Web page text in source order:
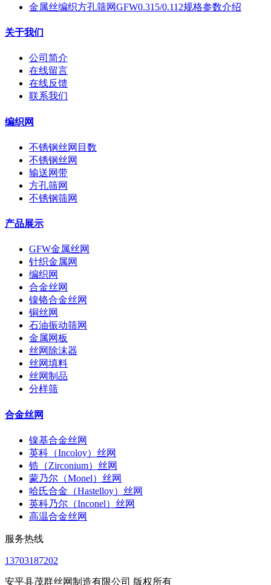
金属丝编织方孔筛网GFW0.315/0.112规格参数介绍
关于我们
公司简介
在线留言
在线反馈
联系我们
编织网
不锈钢丝网目数
不锈钢丝网
输送网带
方孔筛网
不锈钢筛网
产品展示
GFW金属丝网
针织金属网
编织网
合金丝网
镍铬合金丝网
铜丝网
石油振动筛网
金属网板
丝网除沫器
丝网填料
丝网制品
分样筛
合金丝网
镍基合金丝网
英科（Incoloy）丝网
锆（Zirconium）丝网
蒙乃尔（Monel）丝网
哈氏合金（Hastelloy）丝网
英科乃尔（Inconel）丝网
高温合金丝网
服务热线
13703187202
安平县茂群丝网制造有限公司 版权所有